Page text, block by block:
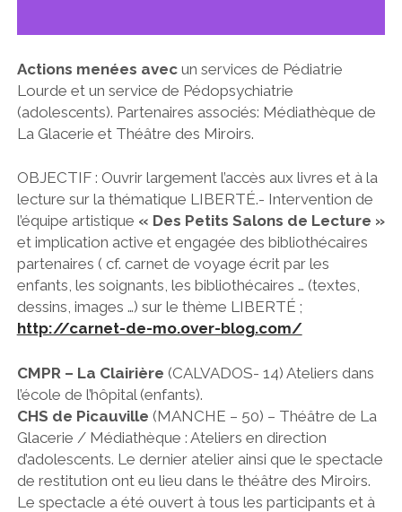
Actions menées avecun services de Pédiatrie
Lourde et un service de Pédopsychiatrie
(adolescents). Partenaires associés: Médiathèque de
La Glacerie et Théâtre des Miroirs.
OBJECTIF : Ouvrir largement l’accès aux livres et à la
lecture sur la thématique LIBERTÉ.- Intervention de
l’équipe artistique « Des Petits Salons de Lecture »
et implication active et engagée des bibliothécaires
partenaires ( cf. carnet de voyage écrit par les
enfants, les soignants, les bibliothécaires … (textes,
dessins, images …) sur le thème LIBERTÉ ;
http://carnet-de-mo.over-blog.com/
CMPR – La Clairière (CALVADOS- 14) Ateliers dans
l’école de l’hôpital (enfants).
CHS de Picauville (MANCHE – 50) – Théâtre de La
Glacerie / Médiathèque : Ateliers en direction
d’adolescents. Le dernier atelier ainsi que le spectacle
de restitution ont eu lieu dans le théâtre des Miroirs.
Le spectacle a été ouvert à tous les participants et à